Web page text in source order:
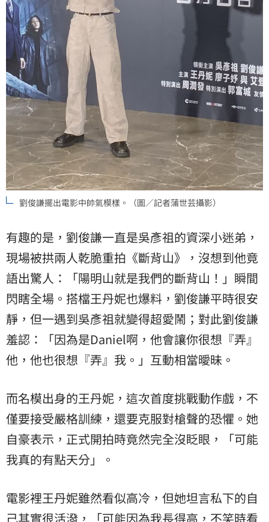
劉俊謙擺出電影中帥氣模樣。（圖／記者蒲世芸攝影）
有趣的是，劉俊謙一直是吳彥祖的資深小迷弟，
現場被拱兩人乾脆重拍《斷背山》，沒想到他竟
語出驚人：「陽明山就是我們的斷背山！」瞬間
閃瞎全場。搭檔王丹妮也爆料，劉俊謙平時很安
靜，但一遇到吳彥祖就變得超愛鬧；對此劉俊謙
羞認：「因為是Daniel啊，他會讓你很想『弄』
他，他也很想『弄』我。」互動相當曖昧。
而名模出身的王丹妮，這次首度挑戰動作戲，不
僅要接受嚴格訓練，還要克服對槍聲的恐懼。她
自豪表示，正式開拍時竟然完全沒眨眼，「可能
我真的有點天分」。
電影裡王丹妮雖然看似高冷，但她坦言私下的自
己其實很活潑，「可能因為我長得高，不笑時看